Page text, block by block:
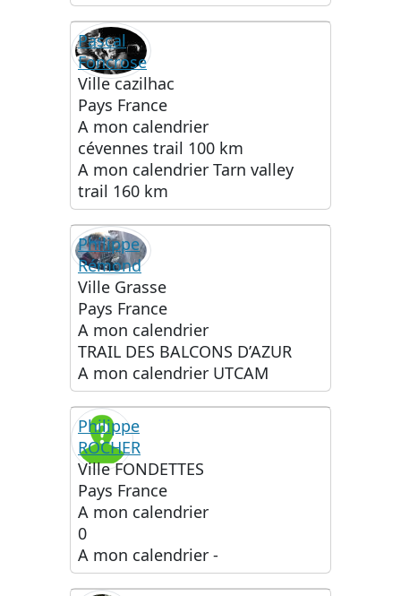
Pascal
Foncrose
Ville cazilhac
Pays France
A mon calendrier
cévennes trail 100 km
A mon calendrier Tarn valley
trail 160 km
Philippe
Rémond
Ville Grasse
Pays France
A mon calendrier
TRAIL DES BALCONS D’AZUR
A mon calendrier UTCAM
Philippe
ROCHER
Ville FONDETTES
Pays France
A mon calendrier
0
A mon calendrier -